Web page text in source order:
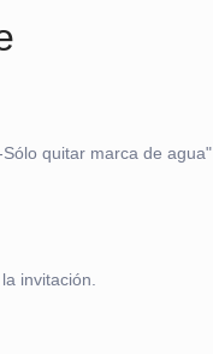
quitar marca de agua"
invitación.